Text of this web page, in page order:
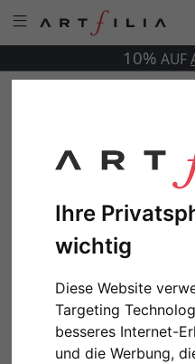
Ihre
wichtig
Diese Website
Targeting
besseres Internet-
und die Werbung,
10% AUF